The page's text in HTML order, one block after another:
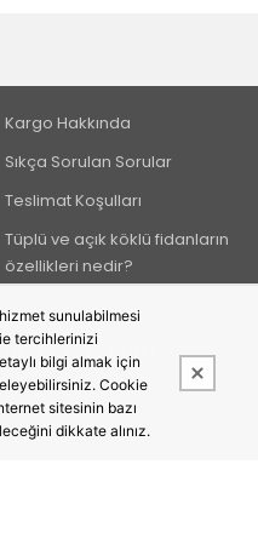
Kargo Hakkında
Sıkça Sorulan Sorular
Teslimat Koşulları
Tüplü ve açık köklü fidanların
özellikleri nedir?
BIZI TAKIP EDIN
sunulabilmesi
tercihlerinizi
bilgi almak için
Cookie
sitesinin bazı
dikkate alınız.